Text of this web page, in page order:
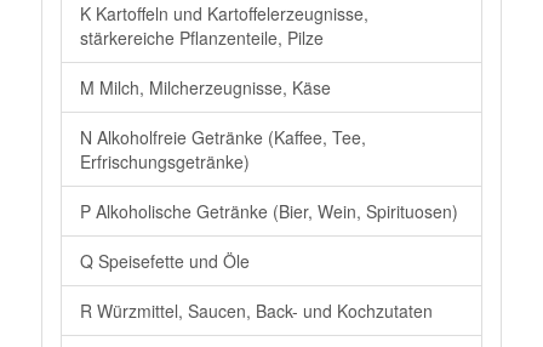
K Kartoffeln und Kartoffelerzeugnisse,
stärkereiche Pflanzenteile, Pilze
M Milch, Milcherzeugnisse, Käse
N Alkoholfreie Getränke (Kaffee, Tee,
Erfrischungsgetränke)
P Alkoholische Getränke (Bier, Wein, Spirituosen)
Q Speisefette und Öle
R Würzmittel, Saucen, Back- und Kochzutaten